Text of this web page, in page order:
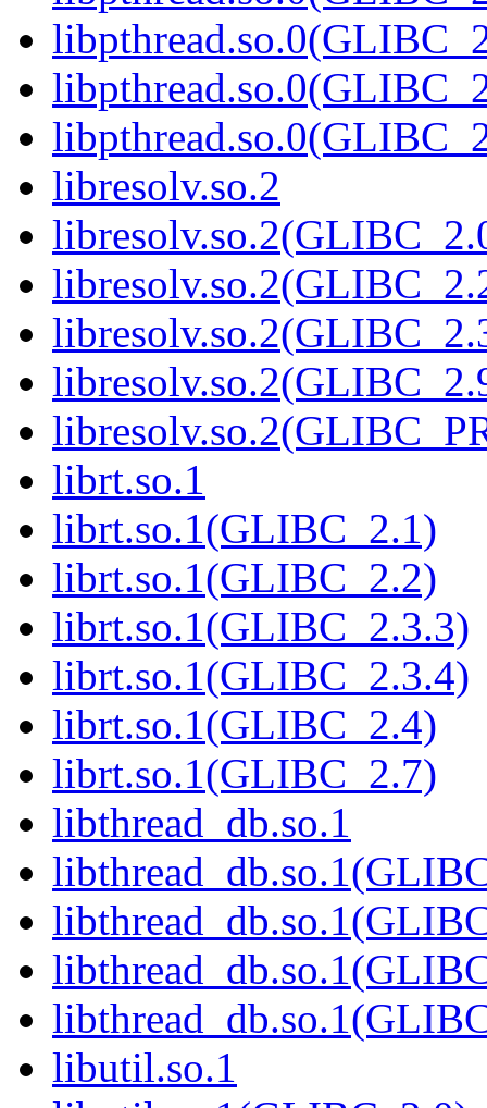
libresolv.so.2
librt.so.1
librt.so.1(GLIBC_2.1)
librt.so.1(GLIBC_2.2)
librt.so.1(GLIBC_2.3.3)
librt.so.1(GLIBC_2.3.4)
librt.so.1(GLIBC_2.4)
librt.so.1(GLIBC_2.7)
libthread_db.so.1
libutil.so.1